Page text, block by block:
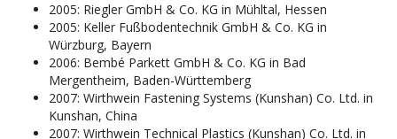
2005: Riegler GmbH & Co. KG in Mühltal, Hessen
2005: Keller Fußbodentechnik GmbH & Co. KG in
Würzburg, Bayern
2006: Bembé Parkett GmbH & Co. KG in Bad
Mergentheim, Baden-Württemberg
2007: Wirthwein Fastening Systems (Kunshan) Co. Ltd. in
Kunshan, China
2007: Wirthwein Technical Plastics (Kunshan) Co. Ltd. in